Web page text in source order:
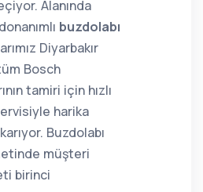
Alanında
buzdolabı
Diyarbakır
Bosch
tamiri için hızlı
harika
Buzdolabı
müşteri
birinci